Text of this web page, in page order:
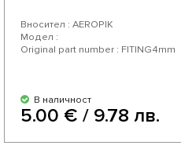
Вносител : AEROPIK
Модел :
Original part number : FITING4mm
В наличност
5.00 € / 9.78 лв.